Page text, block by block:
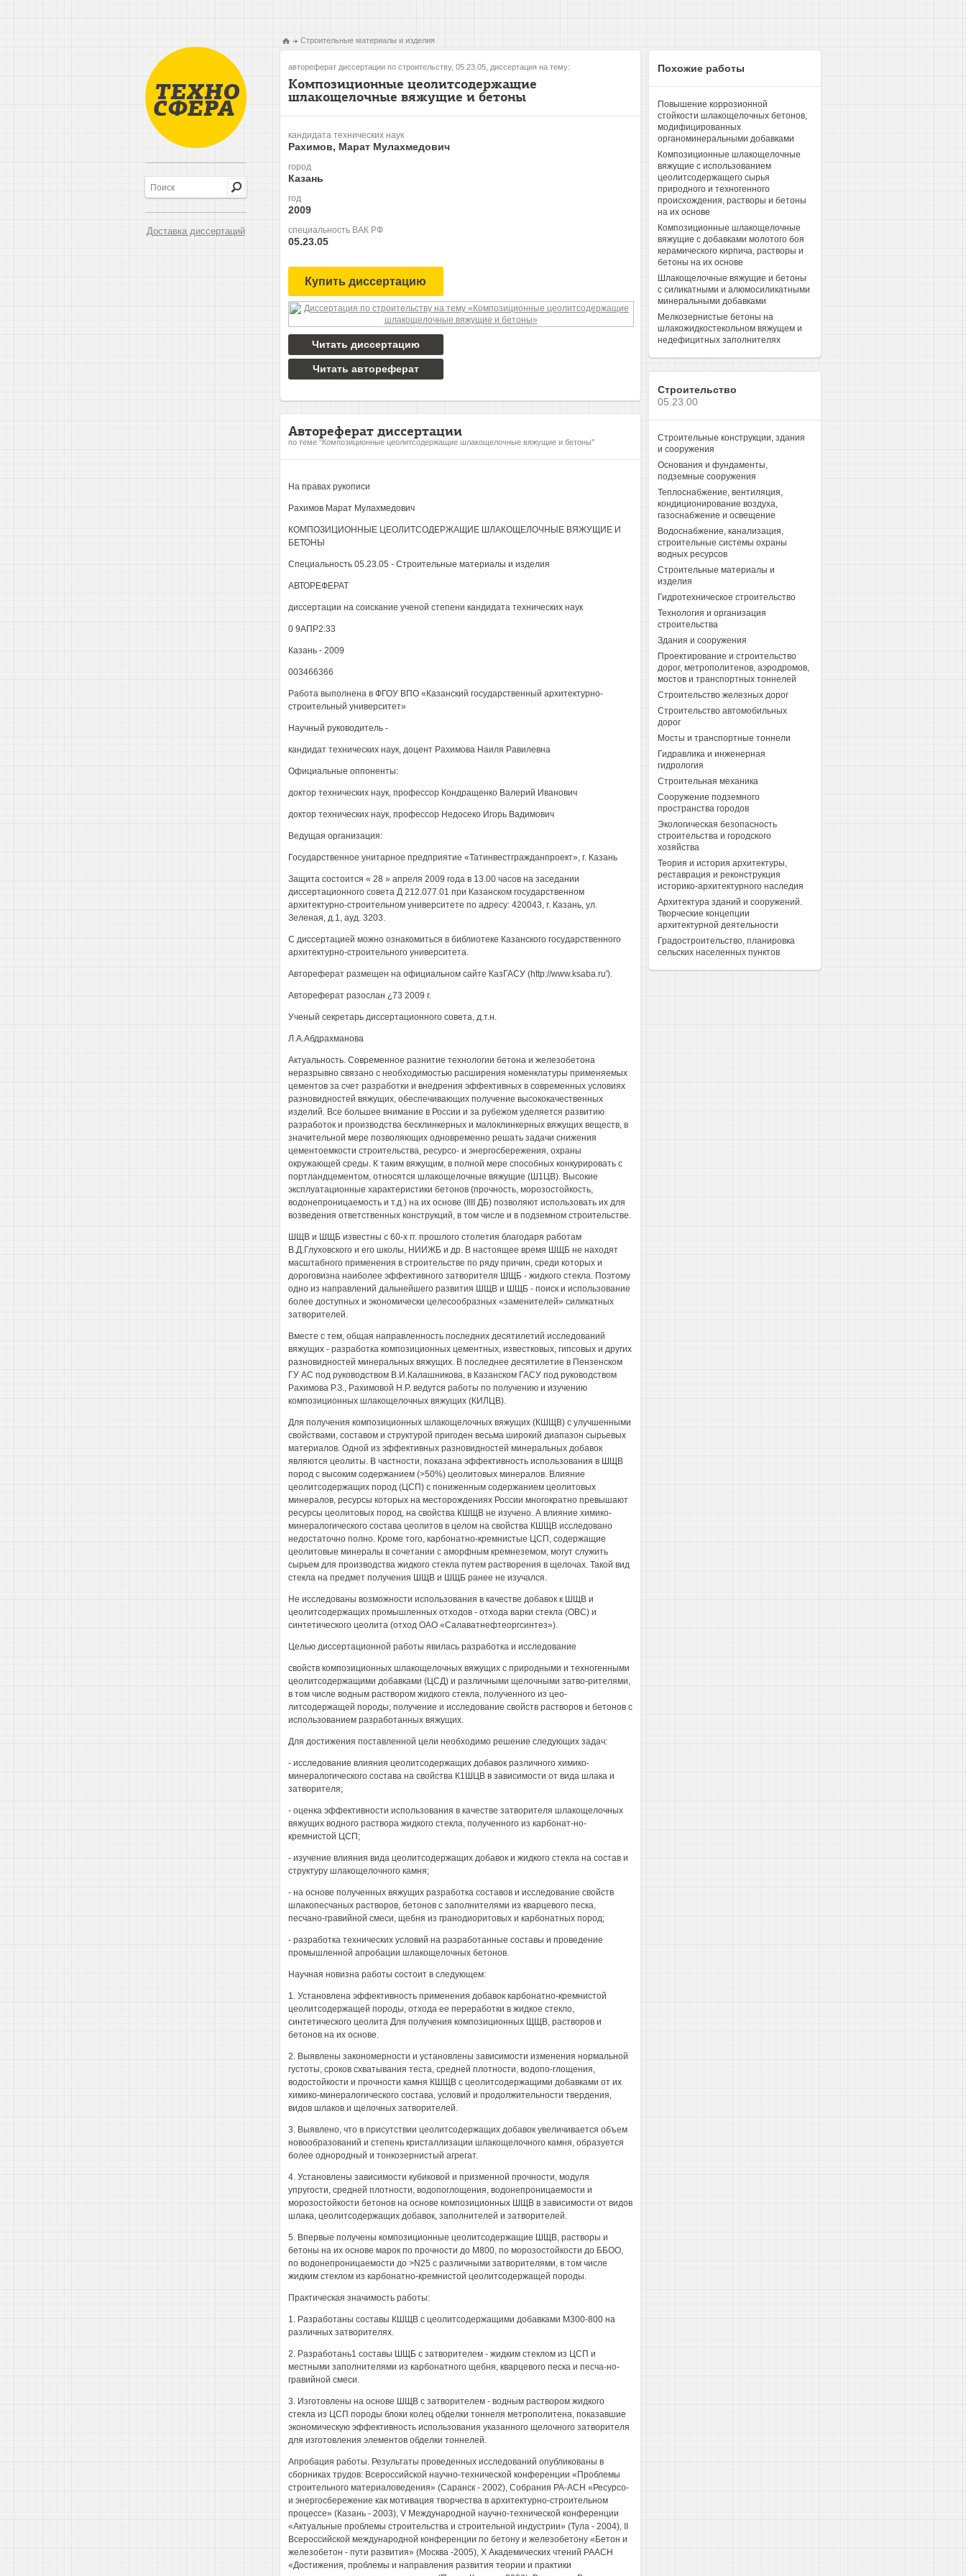
Доставка диссертаций
Строительные материалы и изделия
автореферат диссертации по строительству, 05.23.05, диссертация на тему:
Композиционные цеолитсодержащие
шлакощелочные вяжущие и бетоны
кандидата технических наук
Рахимов, Марат Мулахмедович
город
Казань
год
2009
специальность ВАК РФ
05.23.05
Купить диссертацию
Читать диссертацию
Читать автореферат
Автореферат диссертации
по теме "Композиционные цеолитсодержащие шлакощелочные вяжущие и бетоны"
На правах рукописи
Рахимов Марат Мулахмедович
КОМПОЗИЦИОННЫЕ ЦЕОЛИТСОДЕРЖАЩИЕ ШЛАКОЩЕЛОЧНЫЕ ВЯЖУЩИЕ И
БЕТОНЫ
Специальность 05.23.05 - Строительные материалы и изделия
АВТОРЕФЕРАТ
диссертации на соискание ученой степени кандидата технических наук
0 9АПР2:33
Казань - 2009
003466366
Работа выполнена в ФГОУ ВПО «Казанский государственный архитектурно-
строительный университет»
Научный руководитель -
кандидат технических наук, доцент Рахимова Наиля Равилевна
Официальные оппоненты:
доктор технических наук, профессор Кондращенко Валерий Иванович
доктор технических наук, профессор Недосеко Игорь Вадимович
Ведущая организация:
Государственное унитарное предприятие «Татинвестгражданпроект», г. Казань
Защита состоится « 28 » апреля 2009 года в 13.00 часов на заседании
диссертационного совета Д 212.077.01 при Казанском государственном
архитектурно-строительном университете по адресу: 420043, г. Казань, ул.
Зеленая, д.1, ауд. 3203.
С диссертацией можно ознакомиться в библиотеке Казанского государственного
архитектурно-строительного университета.
Автореферат размещен на официальном сайте КазГАСУ (http://www.ksaba.ru').
Автореферат разослан ¿73 2009 г.
Ученый секретарь диссертационного совета, д.т.н.
Л.А.Абдрахманова
Актуальность. Современное разнитие технологии бетона и железобетона
неразрывно связано с необходимостью расширения номенклатуры применяемых
цементов за счет разработки и внедрения эффективных в современных условиях
разновидностей вяжущих, обеспечивающих получение высококачественных
изделий. Все большее внимание в России и за рубежом уделяется развитию
разработок и производства бесклинкерных и малоклинкерных вяжущих веществ, в
значительной мере позволяющих одновременно решать задачи снижения
цементоемкости строительства, ресурсо- и энергосбережения, охраны
окружающей среды. К таким вяжущим, в полной мере способных конкурировать с
портландцементом, относятся шлакощелочные вяжущие (Ш1ЦВ). Высокие
эксплуатационные характеристики бетонов (прочность, морозостойкость,
водонепроницаемость и т.д.) на их основе (IIII ДБ) позволяют использовать их для
возведения ответственных конструкций, в том числе и в подземном строительстве.
ШЩВ и ШЩБ известны с 60-х гг. прошлого столетия благодаря работам
В.Д.Глуховского и его школы, НИИЖБ и др. В настоящее время ШЩБ не находят
масштабного применения в строительстве по ряду причин, среди которых и
дороговизна наиболее эффективного затворителя ШЩБ - жидкого стекла. Поэтому
одно из направлений дальнейшего развития ШЩВ и ШЩБ - поиск и использование
более доступных и экономически целесообразных «заменителей» силикатных
затворителей.
Вместе с тем, общая направленность последних десятилетий исследований
вяжущих - разработка композиционных цементных, известковых, гипсовых и других
разновидностей минеральных вяжущих. В последнее десятилетие в Пензенском
ГУ АС под руководством В.И.Калашникова, в Казанском ГАСУ под руководством
Рахимова Р.З., Рахимовой Н.Р. ведутся работы по получению и изучению
композиционных шлакощелочных вяжущих (КИЛЦВ).
Для получения композиционных шлакощелочных вяжущих (КШЩВ) с улучшенными
свойствами, составом и структурой пригоден весьма широкий диапазон сырьевых
материалов. Одной из эффективных разновидностей минеральных добавок
являются цеолиты. В частности, показана эффективность использования в ШЩВ
пород с высоким содержанием (>50%) цеолитовых минералов. Влияние
цеолитсодержащих пород (ЦСП) с пониженным содержанием цеолитовых
минералов, ресурсы которых на месторождениях России многократно превышают
ресурсы цеолитовых пород, на свойства КШЩВ не изучено. А влияние химико-
минералогического состава цеолитов в целом на свойства КШЩВ исследовано
недостаточно полно. Кроме того, карбонатно-кремнистые ЦСП, содержащие
цеолитовые минералы в сочетании с аморфным кремнеземом, могут служить
сырьем для производства жидкого стекла путем растворения в щелочах. Такой вид
стекла на предмет получения ШЩВ и ШЩБ ранее не изучался.
Не исследованы возможности использования в качестве добавок к ШЩВ и
цеолитсодержащих промышленных отходов - отхода варки стекла (ОВС) и
синтетического цеолита (отход ОАО «Салаватнефтеоргсинтез»).
Целью диссертационной работы явилась разработка и исследование
свойств композиционных шлакощелочных вяжущих с природными и техногенными
цеолитсодержащими добавками (ЦСД) и различными щелочными затво-рителями,
в том числе водным раствором жидкого стекла, полученного из цео-
литсодержащей породы; получение и исследование свойств растворов и бетонов с
использованием разработанных вяжущих.
Для достижения поставленной цели необходимо решение следующих задач:
- исследование влияния цеолитсодержащих добавок различного химико-
минералогического состава на свойства К1ШЦВ в зависимости от вида шлака и
затворителя;
- оценка эффективности использования в качестве затворителя шлакощелочных
вяжущих водного раствора жидкого стекла, полученного из карбонат-но-
кремнистой ЦСП;
- изучение влияния вида цеолитсодержащих добавок и жидкого стекла на состав и
структуру шлакощелочного камня;
- на основе полученных вяжущих разработка составов и исследование свойств
шлакопесчаных растворов, бетонов с заполнителями из кварцевого песка,
песчано-гравийной смеси, щебня из гранодиоритовых и карбонатных пород;
- разработка технических условий на разработанные составы и проведение
промышленной апробации шлакощелочных бетонов.
Научная новизна работы состоит в следующем:
1. Установлена эффективность применения добавок карбонатно-кремнистой
цеолитсодержащей породы, отхода ее переработки в жидкое стекло,
синтетического цеолита Для получения композиционных ЩЩВ, растворов и
бетонов на их основе.
2. Выявлены закономерности и установлены зависимости изменения нормальной
густоты, сроков схватывания теста, средней плотности, водопо-глощения,
водостойкости и прочности камня КШЩВ с цеолитсодержащими добавками от их
химико-минералогического состава, условий и продолжительности твердения,
видов шлаков и щелочных затворителей.
3. Выявлено, что в присутствии цеолитсодержащих добавок увеличивается объем
новообразований и степень кристаллизации шлакощелочного камня, образуется
более однородный и тонкозернистый агрегат.
4. Установлены зависимости кубиковой и призменной прочности, модуля
упругости, средней плотности, водопоглощения, водонепроницаемости и
морозостойкости бетонов на основе композиционных ШЩВ в зависимости от видов
шлака, цеолитсодержащих добавок, заполнителей и затворителей.
5. Впервые получены композиционные цеолитсодержащие ШЩВ, растворы и
бетоны на их основе марок по прочности до М800, по морозостойкости до ББОО,
по водонепроницаемости до >N25 с различными затворителями, в том числе
жидким стеклом из карбонатно-кремнистой цеолитсодержащей породы.
Практическая значимость работы:
1. Разработаны составы КШЩВ с цеолитсодержащими добавками М300-800 на
различных затворителях.
2. Разработань1 составы ШЩБ с затворителем - жидким стеклом из ЦСП и
местными заполнителями из карбонатного щебня, кварцевого песка и песча-но-
гравийной смеси.
3. Изготовлены на основе ШЩВ с затворителем - водным раствором жидкого
стекла из ЦСП породы блоки колец обделки тоннеля метрополитена, показавшие
экономическую эффективность использования указанного щелочного затворителя
для изготовления элементов обделки тоннелей.
Апробация работы. Результаты проведенных исследований опубликованы в
сборниках трудов: Всероссийской научно-технической конференции «Проблемы
строительного материаловедения» (Саранск - 2002), Собрания РА-АСН «Ресурсо-
и энергосбережение как мотивация творчества в архитектурно-строительном
процессе» (Казань - 2003), V Международной научно-технической конференции
«Актуальные проблемы строительства и строительной индустрии» (Тула - 2004), II
Всероссийской международной конференции по бетону и железобетону «Бетон и
железобетон - пути развития» (Москва -2005), X Академических чтений РААСН
«Достижения, проблемы и направления развития теории и практики
Похожие работы
Повышение коррозионной
стойкости шлакощелочных бетонов,
модифицированных
органоминеральными добавками
Композиционные шлакощелочные
вяжущие с использованием
цеолитсодержащего сырья
природного и техногенного
происхождения, растворы и бетоны
на их основе
Композиционные шлакощелочные
вяжущие с добавками молотого боя
керамического кирпича, растворы и
бетоны на их основе
Шлакощелочные вяжущие и бетоны
с силикатными и алюмосиликатными
минеральными добавками
Мелкозернистые бетоны на
шлакожидкостекольном вяжущем и
недефицитных заполнителях
Строительство
05.23.00
Строительные конструкции, здания
и сооружения
Основания и фундаменты,
подземные сооружения
Теплоснабжение, вентиляция,
кондиционирование воздуха,
газоснабжение и освещение
Водоснабжение, канализация,
строительные системы охраны
водных ресурсов
Строительные материалы и
изделия
Гидротехническое строительство
Технология и организация
строительства
Здания и сооружения
Проектирование и строительство
дорог, метрополитенов, аэродромов,
мостов и транспортных тоннелей
Строительство железных дорог
Строительство автомобильных
дорог
Мосты и транспортные тоннели
Гидравлика и инженерная
гидрология
Строительная механика
Сооружение подземного
пространства городов
Экологическая безопасность
строительства и городского
хозяйства
Теория и история архитектуры,
реставрация и реконструкция
историко-архитектурного наследия
Архитектура зданий и сооружений.
Творческие концепции
архитектурной деятельности
Градостроительство, планировка
сельских населенных пунктов